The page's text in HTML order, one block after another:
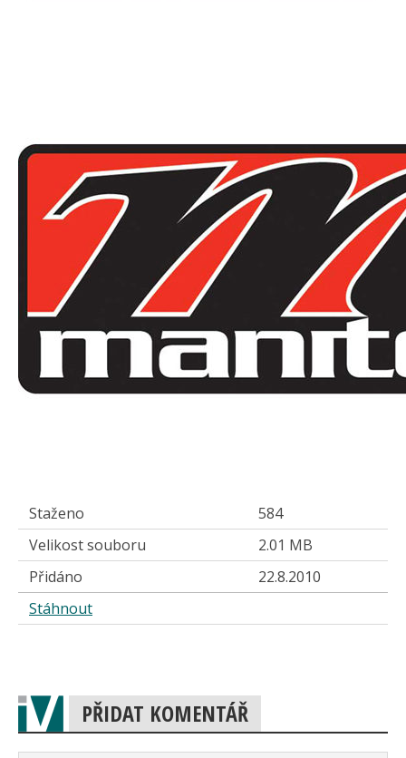
Staženo
584
Velikost souboru
2.01 MB
Přidáno
22.8.2010
Stáhnout
PŘIDAT KOMENTÁŘ